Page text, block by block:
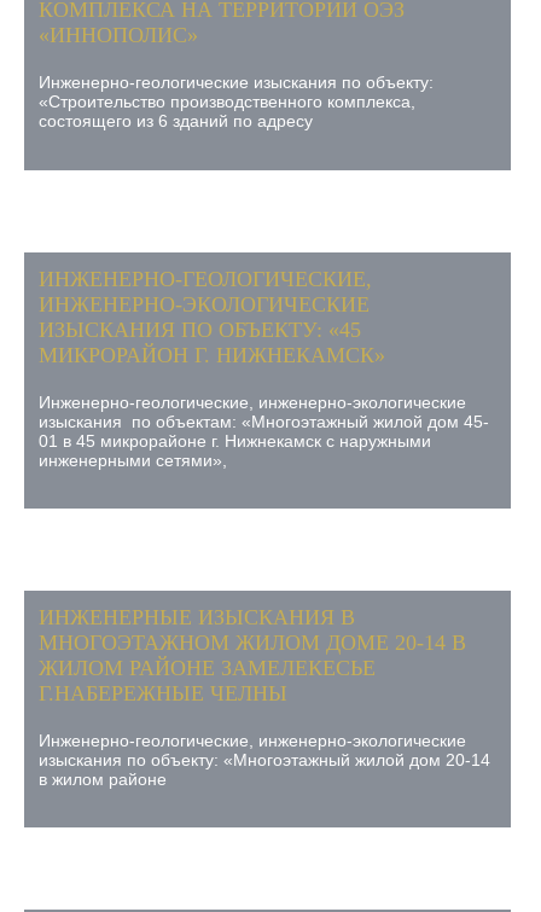
КОМПЛЕКСА НА ТЕРРИТОРИИ ОЭЗ
«ИННОПОЛИС»
Инженерно-геологические изыскания по объекту:
«Строительство производственного комплекса,
состоящего из 6 зданий по адресу
ИНЖЕНЕРНО-ГЕОЛОГИЧЕСКИЕ,
ИНЖЕНЕРНО-ЭКОЛОГИЧЕСКИЕ
ИЗЫСКАНИЯ ПО ОБЪЕКТУ: «45
МИКРОРАЙОН Г. НИЖНЕКАМСК»
Инженерно-геологические, инженерно-экологические
изыскания по объектам: «Многоэтажный жилой дом 45-
01 в 45 микрорайоне г. Нижнекамск с наружными
инженерными сетями»,
ИНЖЕНЕРНЫЕ ИЗЫСКАНИЯ В
МНОГОЭТАЖНОМ ЖИЛОМ ДОМЕ 20-14 В
ЖИЛОМ РАЙОНЕ ЗАМЕЛЕКЕСЬЕ
Г.НАБЕРЕЖНЫЕ ЧЕЛНЫ
Инженерно-геологические, инженерно-экологические
изыскания по объекту: «Многоэтажный жилой дом 20-14
в жилом районе